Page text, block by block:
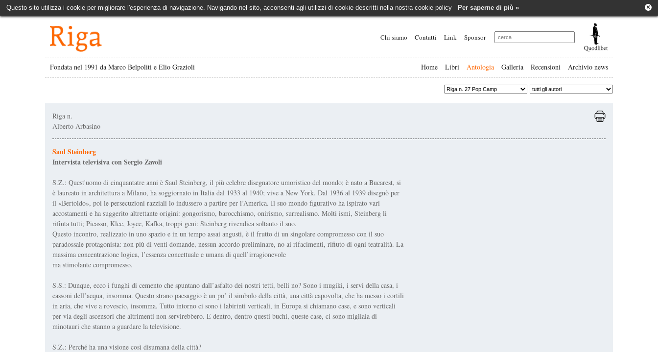
Questo sito utilizza i cookie per migliorare l'esperienza di navigazione. Navigando nel sito, acconsenti agli utilizzi di cookie descritti nella nostra cookie policy Per saperne di più » ×
Chi siamo Contatti Link Sponsor
Fondata nel 1991 da Marco Belpoliti e Elio Grazioli Home Libri Antologia Galleria Recensioni Archivio news
Riga n.
Alberto Arbasino
Saul Steinberg
Intervista televisiva con Sergio Zavoli
S.Z.: Quest'uomo di cinquantatre anni è Saul Steinberg, il più celebre disegnatore umoristico del mondo; è nato a Bucarest, si
è laureato in architettura a Milano, ha soggiornato in Italia dal 1933 al 1940; vive a New York. Dal 1936 al 1939 disegnò per
il «Bertoldo», poi le persecuzioni razziali lo indussero a partire per l’America. Il suo mondo figurativo ha ispirato vari
accostamenti e ha suggerito altrettante origini: gongorismo, barocchismo, onirismo, surrealismo. Molti ismi, Steinberg li
rifiuta tutti; Picasso, Klee, Joyce, Kafka, troppi geni: Steinberg rivendica soltanto il suo.
Questo incontro, realizzato in uno spazio e in un tempo assai angusti, è il frutto di un singolare compromesso con il suo
paradossale protagonista: non più di venti domande, nessun accordo preliminare, no ai rifacimenti, rifiuto di ogni teatralità. La
massima concentrazione logica, l’essenza concettuale e umana di quell’irragionevole
ma stimolante compromesso.
S.S.: Dunque, ecco i funghi di cemento che spuntano dall’asfalto dei nostri tetti, belli no? Sono i mugiki, i servi della casa, i
cassoni dell’acqua, insomma. Questo strano paesaggio è un po’ il simbolo della città, una città capovolta, che ha messo i cortili
in aria, che vive a rovescio, insomma. Tutto intorno ci sono i labirinti verticali, in Europa si chiamano case, e sono verticali
per via degli ascensori che altrimenti non servirebbero. E dentro, dentro questi buchi, queste case, ci sono migliaia di
minotauri che stanno a guardare la televisione.
S.Z.: Perché ha una visione così disumana della città?